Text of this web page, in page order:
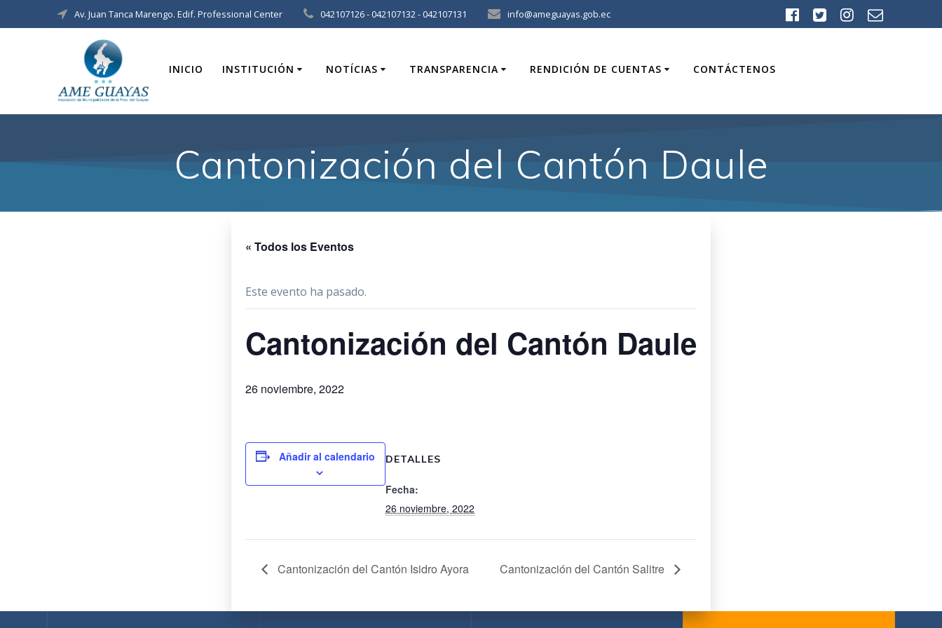
Av. Juan Tanca Marengo. Edif. Professional Center 042107126 - 042107132 - 042107131 info@ameguayas.gob.ec
INICIO INSTITUCIÓN NOTÍCIAS TRANSPARENCIA RENDICIÓN DE CUENTAS CONTÁCTENOS
Cantonización del Cantón Daule
« Todos los Eventos
Este evento ha pasado.
Cantonización del Cantón Daule
26 noviembre, 2022
Añadir al calendario DETALLES
Fecha:
26 noviembre, 2022
Cantonización del Cantón Isidro Ayora Cantonización del Cantón Salitre